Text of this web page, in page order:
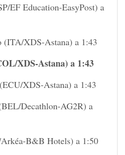
EF Education-EasyPost) a
(ITA/XDS-Astana) a 1:43
XDS-Astana) a 1:43
XDS-Astana) a 1:43
Decathlon-AG2R) a
B&B Hotels) a 1:50